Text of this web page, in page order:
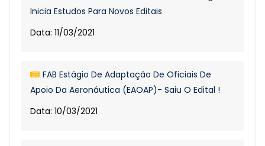
Inicia Estudos Para Novos Editais
Data: 11/03/2021
FAB Estágio De Adaptação De Oficiais De
Apoio Da Aeronáutica (EAOAP)- Saiu O Edital !
Data: 10/03/2021